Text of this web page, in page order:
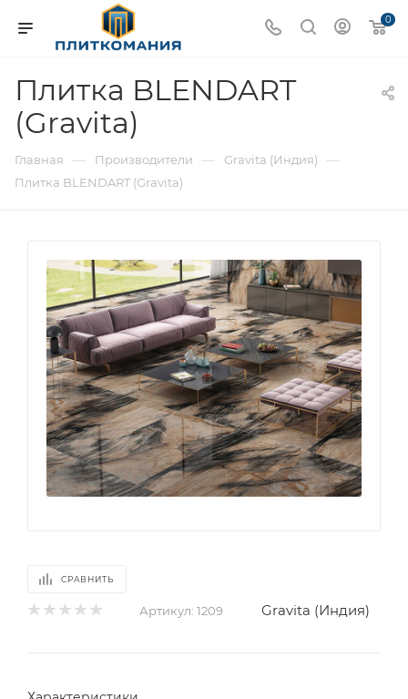
0
Плитка BLENDART
(Gravita)
Главная — Производители — Gravita (Индия) —
Плитка BLENDART (Gravita)
СРАВНИТЬ
Артикул: 1209 Gravita (Индия)